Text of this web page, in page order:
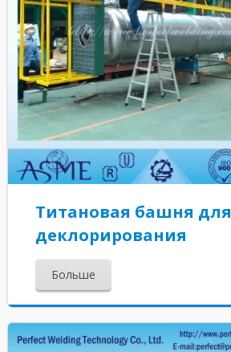
Титановая башня для
деклорирования
Больше